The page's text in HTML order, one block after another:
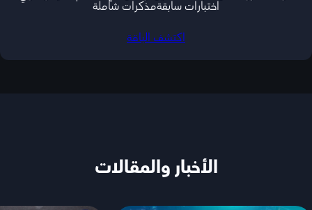
اختبارات سابقةمذكرات شاملة
اكتشف الباقة
الأخبار والمقالات